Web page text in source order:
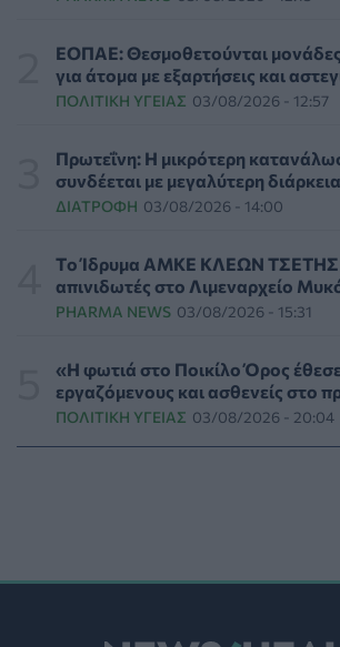
ΠΟΛΙΤΙΚΉ ΥΓΕΊΑΣ 05/08/2026 - 21:53
Ιαπωνικό θαύμα κατά της
βακτήριο-«κλειδί»
ΥΓΕΊΑ 05/08/2026 - 21:17
φωτοευαισθησίας - Χρήσιμες
ΥΓΕΊΑ 05/08/2026 - 20:42
δάσους κάηκαν σε λίγες μόνο μέρες
ΕΠΙΚΑΙΡΌΤΗΤΑ 05/08/2026 - 20:16
Γεωργιάδης: «Αλλάζει ο
ΕΟΠΑΕ: Θεσμοθετούνται
για άτομα με εξαρτήσεις και
ΠΟΛΙΤΙΚΉ ΥΓΕΊΑΣ 03/08/2026 - 12:57
Πρωτεΐνη: Η μικρότερη
συνδέεται με μεγαλύτερη
ΔΙΑΤΡΟΦΉ 03/08/2026 - 14:00
Tο Ίδρυμα ΑΜΚΕ ΚΛΕΩΝ ΤΣΕΤΗΣ
απινιδωτές στο Λιμεναρχείο
PHARMA NEWS 03/08/2026 - 15:31
«Η φωτιά στο Ποικίλο Όρος
εργαζόμενους και ασθενείς στο
ΠΟΛΙΤΙΚΉ ΥΓΕΊΑΣ 03/08/2026 - 20:04